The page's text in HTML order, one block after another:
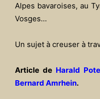
Alpes bavaroises, au
Vosges…
Un sujet à creuser à
Article de Harald
Bernard Amrhein.